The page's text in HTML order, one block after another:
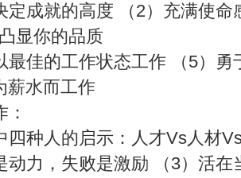
定成就的高度 （2）充满使
显你的品质
最佳的工作状态工作 （5）勇
薪水而工作
四种人的启示：人才Vs人材
动力，失败是激励 （3）活